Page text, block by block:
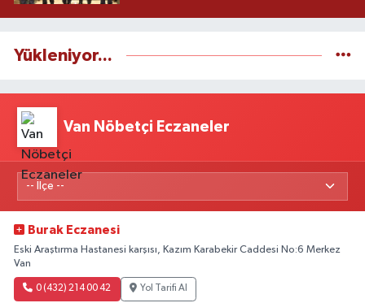
Yükleniyor...
Van Nöbetçi Eczaneler
Burak Eczanesi
Eski Araştırma Hastanesi karşısı, Kazım Karabekir Caddesi No:6 Merkez
Van
0 (432) 214 00 42 Yol Tarifi Al